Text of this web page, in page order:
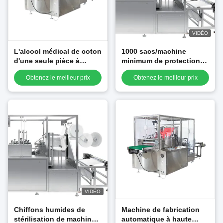
L'alcool médical de coton
d'une seule pièce à
grande vitesse tamponne
la machine à emballer
Obtenez le meilleur prix
VIDÉO
1000 sacs/machine
minimum de protection
d'alcool, mini machine à
emballer humide de
Obtenez le meilleur prix
VIDÉO
Chiffons humides de
stérilisation de machine à
Machine de fabrication
automatique à haute